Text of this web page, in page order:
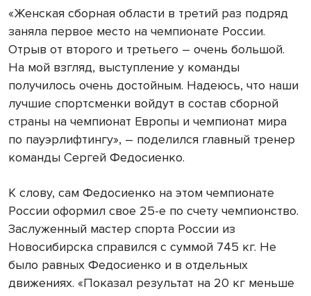
«Женская сборная области в третий раз подряд
заняла первое место на чемпионате России.
Отрыв от второго и третьего – очень большой.
На мой взгляд, выступление у команды
получилось очень достойным. Надеюсь, что наши
лучшие спортсменки войдут в состав сборной
страны на чемпионат Европы и чемпионат мира
по пауэрлифтингу», – поделился главный тренер
команды Сергей Федосиенко.
К слову, сам Федосиенко на этом чемпионате
России оформил свое 25-е по счету чемпионство.
Заслуженный мастер спорта России из
Новосибирска справился с суммой 745 кг. Не
было равных Федосиенко и в отдельных
движениях. «Показал результат на 20 кг меньше